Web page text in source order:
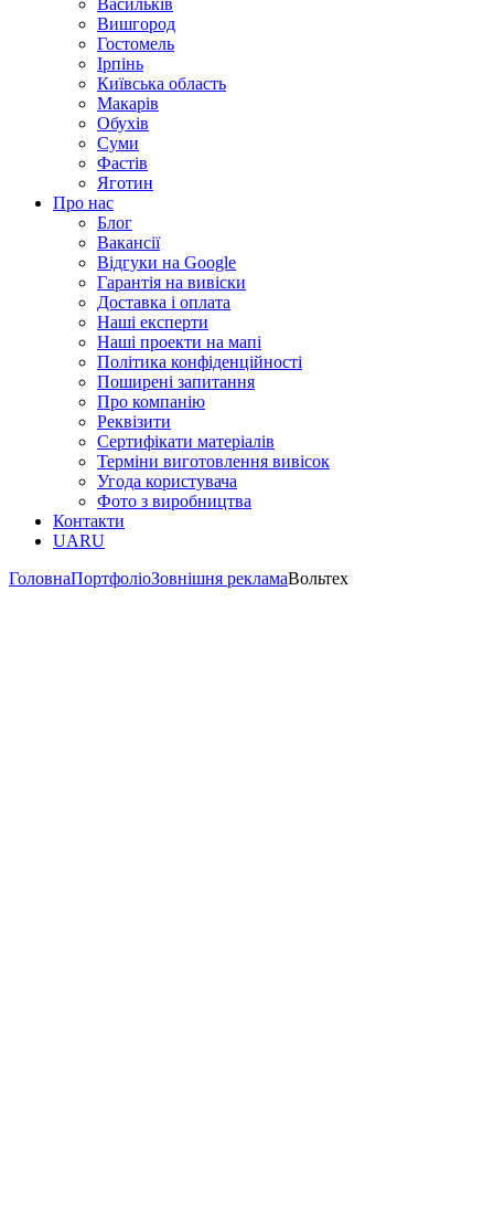
Васильків
Вишгород
Гостомель
Ірпінь
Київська область
Макарів
Обухів
Суми
Фастів
Яготин
Про нас
Блог
Вакансії
Відгуки на Google
Гарантія на вивіски
Доставка і оплата
Наші експерти
Наші проекти на мапі
Політика конфіденційності
Поширені запитання
Про компанію
Реквізити
Сертифікати матеріалів
Терміни виготовлення вивісок
Угода користувача
Фото з виробництва
Контакти
UARU
ГоловнаПортфоліоЗовнішня рекламаВольтех